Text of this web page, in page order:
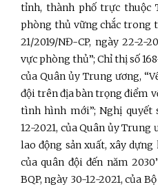
tỉnh, thành phố trực thuộc
phòng thủ vững chắc trong
21/2019/NĐ-CP, ngày 22-2-
vực phòng thủ”; Chỉ thị số
của Quân ủy Trung ương,
đội trên địa bàn trọng điểm
tình hình mới”; Nghị quyết
12-2021, của Quân ủy Trung
lao động sản xuất, xây
của quân đội đến năm
BQP, ngày 30-12-2021, của